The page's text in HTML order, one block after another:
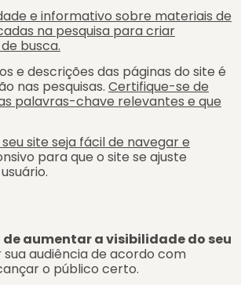
e informativo sobre materiais de
na pesquisa para criar
busca.
e descrições das páginas do site é
nas pesquisas. Certifique-se de
palavras-chave relevantes e que
site seja fácil de navegar e
para que o site se ajuste
aumentar a visibilidade do seu
audiência de acordo com
o público certo.